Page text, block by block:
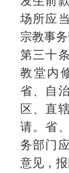
场所应
宗教事务
第三十
教堂内
省、自
区、直
请。省
务部门
意见，